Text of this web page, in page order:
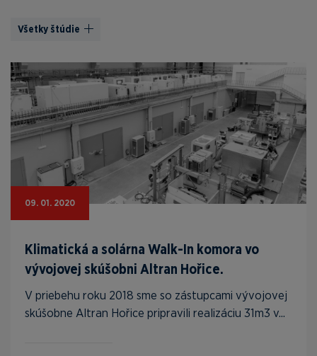
Všetky štúdie
09. 01. 2020
Klimatická a solárna Walk-In komora vo
vývojovej skúšobni Altran Hořice.
V priebehu roku 2018 sme so zástupcami vývojovej
skúšobne Altran Hořice pripravili realizáciu 31m3 v...